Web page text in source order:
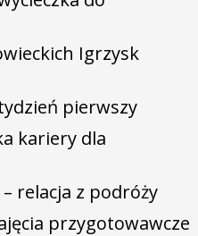
Igrzysk
tydzień pierwszy
kariery dla
– relacja z podróży
przygotowawcze